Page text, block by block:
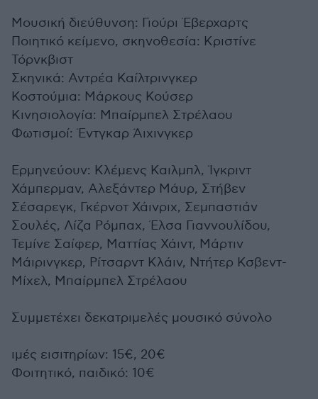
Μουσική διεύθυνση: Γιούρι Έβερχαρτς
Ποιητικό κείμενο, σκηνοθεσία: Κριστίνε
Τόρνκβιστ
Σκηνικά: Αντρέα Καίλτρινγκερ
Κοστούμια: Μάρκους Κούσερ
Κινησιολογία: Μπαίρμπελ Στρέλαου
Φωτισμοί: Έντγκαρ Άιχινγκερ
Ερμηνεύουν: Κλέμενς Καιλμπλ, Ίγκριντ
Χάμπερμαν, Αλεξάντερ Μάυρ, Στήβεν
Σέσαρεγκ, Γκέρνοτ Χάινριχ, Σεμπαστιάν
Σουλές, Λίζα Ρόμπαχ, Έλσα Γιαννουλίδου,
Τεμίνε Σαίφερ, Ματτίας Χάιντ, Μάρτιν
Μάιρινγκερ, Ρίτσαρντ Κλάιν, Ντήτερ Κσβεντ-
Μίχελ, Μπαίρμπελ Στρέλαου
Συμμετέχει δεκατριμελές μουσικό σύνολο
ιμές εισιτηρίων: 15€, 20€
Φοιτητικό, παιδικό: 10€